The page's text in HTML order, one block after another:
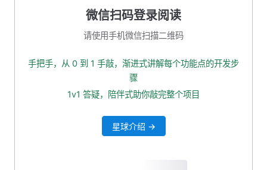
运行容器
访问搜索引擎首页
微信扫码登录阅读
请使用手机微信扫描二维码
手把手，从 0 到 1 手敲，渐进式讲解每个功能点的开发步
骤
1v1 答疑，陪伴式助你敲完整个项目
星球介绍 →